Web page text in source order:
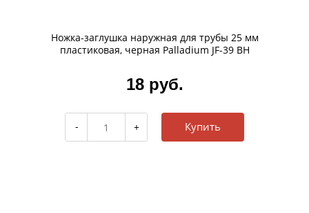
Ножка-заглушка наружная для трубы 25 мм
пластиковая, черная Palladium JF-39 BH
18 руб.
Купить